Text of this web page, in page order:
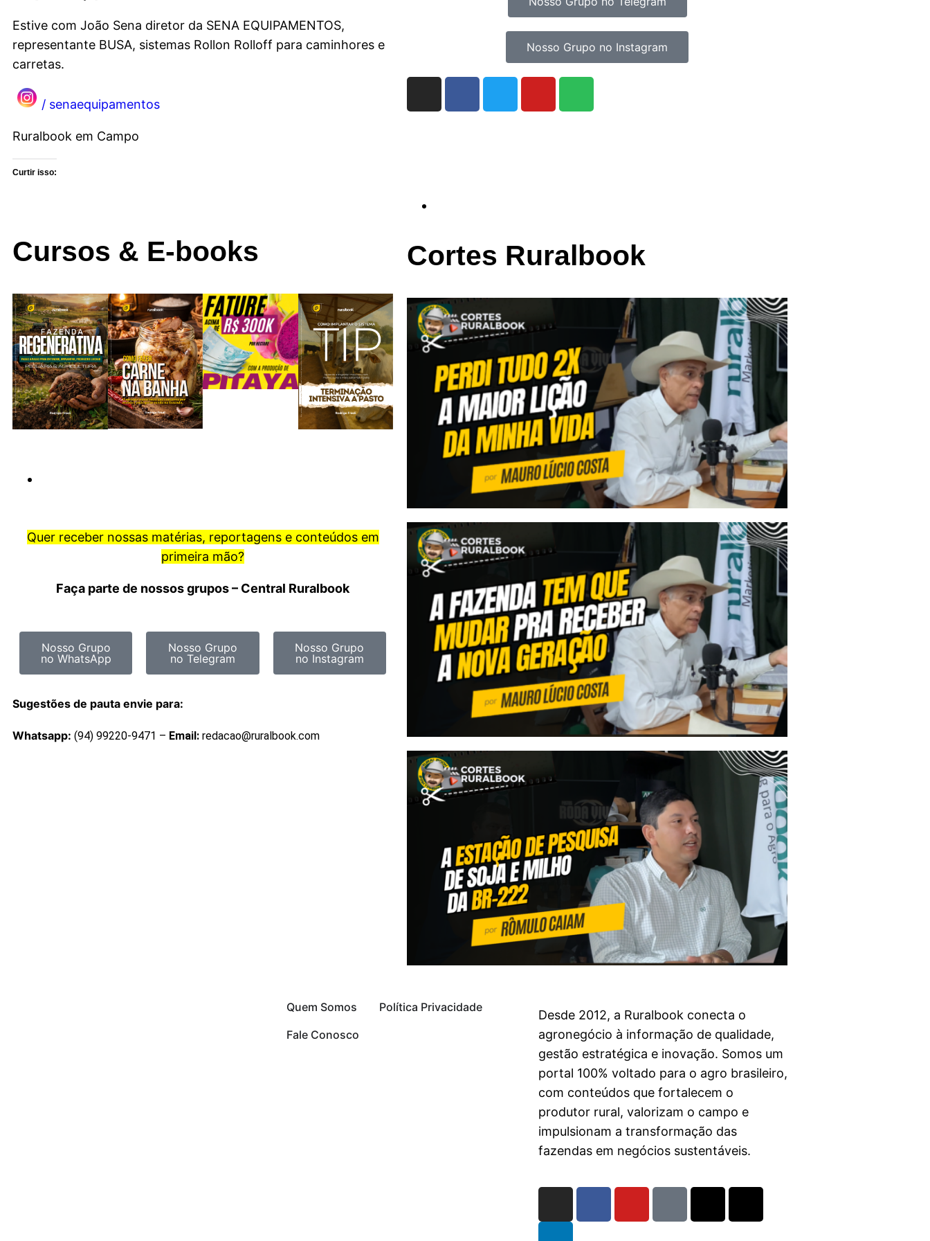
Estive com João Sena diretor da SENA EQUIPAMENTOS,
representante BUSA, sistemas Rollon Rolloff para caminhores e
carretas.
/ senaequipamentos
Ruralbook em Campo
Curtir isso:
Cursos & E-books
Quer receber nossas matérias, reportagens e conteúdos em
primeira mão?
Faça parte de nossos grupos – Central Ruralbook
Nosso Grupo
no WhatsApp
Nosso Grupo
no Telegram
Nosso Grupo
no Instagram
Sugestões de pauta envie para:
Whatsapp: (94) 99220-9471 – Email: redacao@ruralbook.com
Nosso Grupo no Instagram
Cortes Ruralbook
Quem Somos
Política Privacidade
Fale Conosco
Desde 2012, a Ruralbook conecta o
agronegócio à informação de qualidade,
gestão estratégica e inovação. Somos um
portal 100% voltado para o agro brasileiro,
com conteúdos que fortalecem o
produtor rural, valorizam o campo e
impulsionam a transformação das
fazendas em negócios sustentáveis.